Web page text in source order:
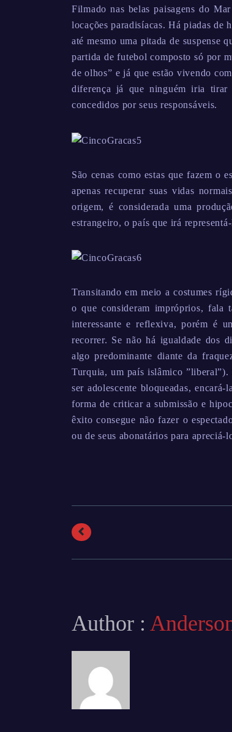
Filmado nas belas paisagens do
locações paradisíacas. Há piadas
até mesmo uma pitada de suspense
partida de futebol composto só por
de olhos” e já que estão vivendo
diferença já que ninguém iria tirar
concedidos por seus responsáveis.
São cenas como estas que fazem o
apenas recuperar suas vidas
origem, é considerada uma
estrangeiro, o país que irá
Transitando em meio a costumes
o que consideram impróprios, fala
interessante e reflexiva, porém é
recorrer. Se não há igualdade dos
algo predominante diante da
Turquia, um país islâmico ”liberal”).
ser adolescente bloqueadas,
forma de criticar a submissão e
êxito consegue não fazer o
ou de seus abonatários para apreciá-
Author :